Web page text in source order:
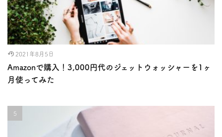
2021年8月5日
Amazonで購入！3,000円代のジェットウォッシャーを1ヶ
月使ってみた